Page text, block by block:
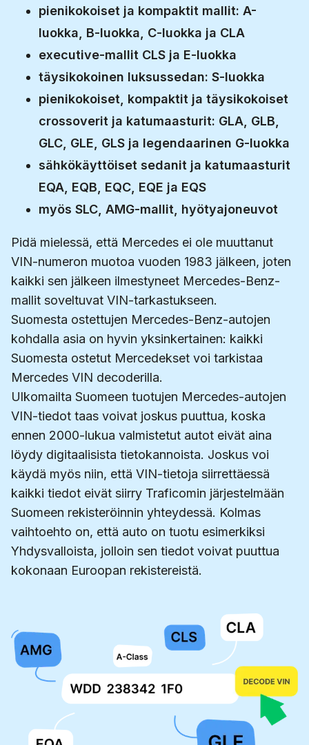
pienikokoiset ja kompaktit mallit: A-
luokka, B-luokka, C-luokka ja CLA
executive-mallit CLS ja E-luokka
täysikokoinen luksussedan: S-luokka
pienikokoiset, kompaktit ja täysikokoiset
crossoverit ja katumaasturit: GLA, GLB,
GLC, GLE, GLS ja legendaarinen G-luokka
sähkökäyttöiset sedanit ja katumaasturit
EQA, EQB, EQC, EQE ja EQS
myös SLC, AMG-mallit, hyötyajoneuvot
Pidä mielessä, että Mercedes ei ole muuttanut
VIN-numeron muotoa vuoden 1983 jälkeen, joten
kaikki sen jälkeen ilmestyneet Mercedes-Benz-
mallit soveltuvat VIN-tarkastukseen.
Suomesta ostettujen Mercedes-Benz-autojen
kohdalla asia on hyvin yksinkertainen: kaikki
Suomesta ostetut Mercedekset voi tarkistaa
Mercedes VIN decoderilla.
Ulkomailta Suomeen tuotujen Mercedes-autojen
VIN-tiedot taas voivat joskus puuttua, koska
ennen 2000-lukua valmistetut autot eivät aina
löydy digitaalisista tietokannoista. Joskus voi
käydä myös niin, että VIN-tietoja siirrettäessä
kaikki tiedot eivät siirry Traficomin järjestelmään
Suomeen rekisteröinnin yhteydessä. Kolmas
vaihtoehto on, että auto on tuotu esimerkiksi
Yhdysvalloista, jolloin sen tiedot voivat puuttua
kokonaan Euroopan rekistereistä.